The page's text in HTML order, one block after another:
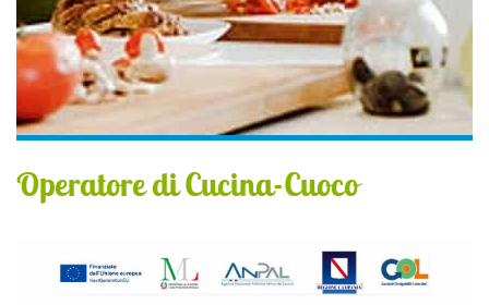
Operatore di Cucina-Cuoco